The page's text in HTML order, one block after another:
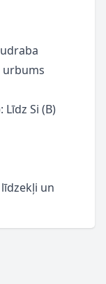
urbums
Si (B)
un